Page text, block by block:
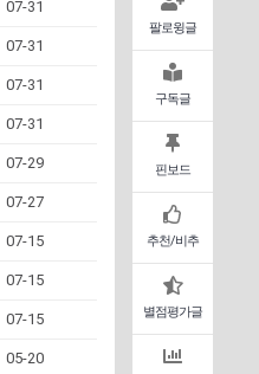
팔로윙글
구독글
핀보드
추천/비추
별점평가글
07-31
07-31
07-31
07-31
07-29
07-27
07-15
07-15
07-15
05-20